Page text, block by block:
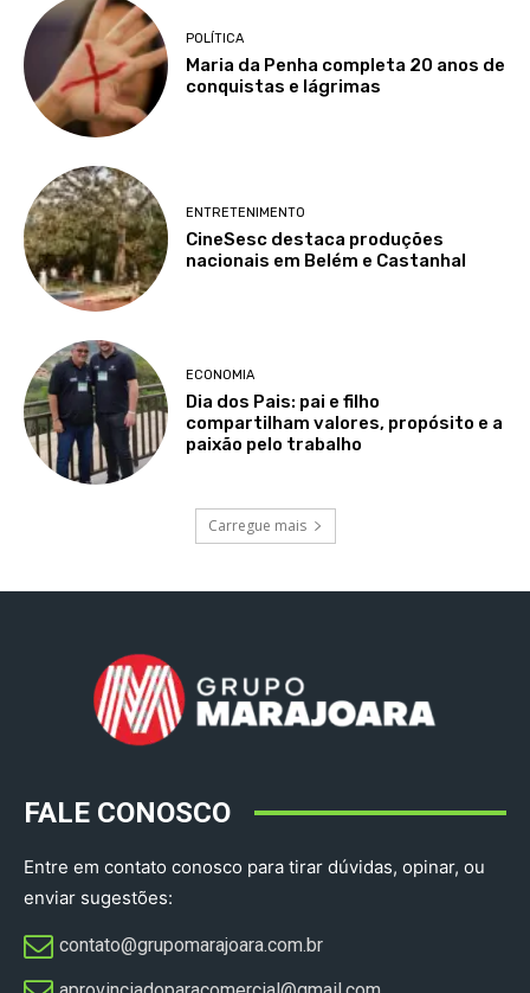
POLÍTICA
Maria da Penha completa 20 anos de
conquistas e lágrimas
ENTRETENIMENTO
CineSesc destaca produções
nacionais em Belém e Castanhal
ECONOMIA
Dia dos Pais: pai e filho
compartilham valores, propósito e a
paixão pelo trabalho
Carregue mais
FALE CONOSCO
Entre em contato conosco para tirar dúvidas, opinar, ou
enviar sugestões:
contato@grupomarajoara.com.br